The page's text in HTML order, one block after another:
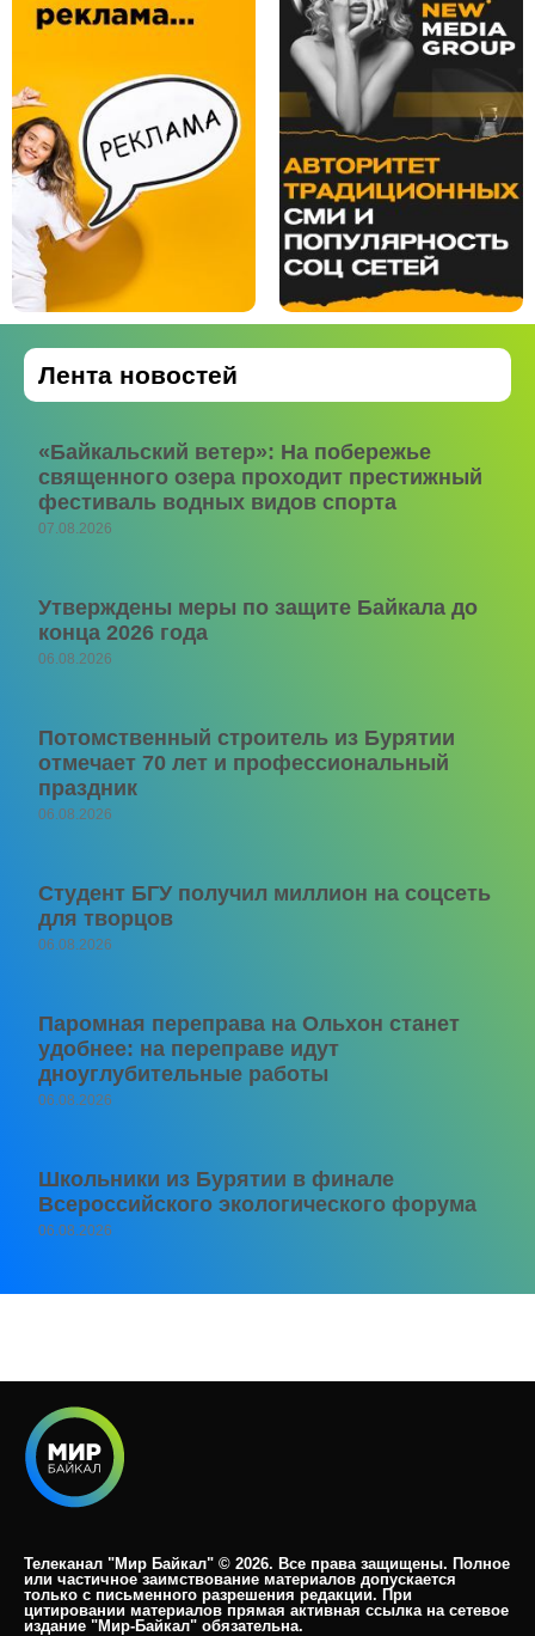
Лента новостей
«Байкальский ветер»: На побережье
священного озера проходит престижный
фестиваль водных видов спорта
07.08.2026
Утверждены меры по защите Байкала до
конца 2026 года
06.08.2026
Потомственный строитель из Бурятии
отмечает 70 лет и профессиональный
праздник
06.08.2026
Студент БГУ получил миллион на соцсеть
для творцов
06.08.2026
Паромная переправа на Ольхон станет
удобнее: на переправе идут
дноуглубительные работы
06.08.2026
Школьники из Бурятии в финале
Всероссийского экологического форума
06.08.2026
Телеканал "Мир Байкал" © 2026. Все права защищены. Полное
или частичное заимствование материалов допускается
только с письменного разрешения редакции. При
цитировании материалов прямая активная ссылка на сетевое
издание "Мир-Байкал" обязательна.​